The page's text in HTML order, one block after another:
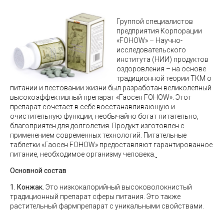
Группой специалистов
предприятия Корпорации
«FOHOW» – Научно-
исследовательского
института (НИИ) продуктов
оздоровления – на основе
традиционной теории ТКМ о
питании и пестовании жизни был разработан великолепный
высокоэффективный препарат «Гаосен FOHOW». Этот
препарат сочетает в себе восстанавливающую и
очистительную функции, необычайно богат питательно,
благоприятен для долголетия. Продукт изготовлен с
применением современных технологий. Питательные
таблетки «Гаосен FOHOW» предоставляют гарантированное
питание, необходимое организму человека.
Основной состав
1. Конжак. Это низкокалорийный высоковолокнистый
традиционный препарат сферы питания. Это также
растительный фармпрепарат с уникальными свойствами.